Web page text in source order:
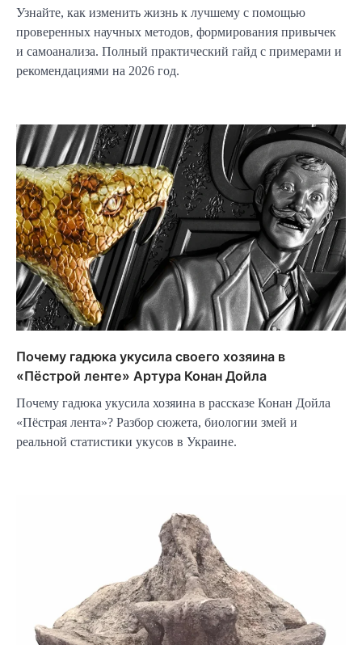
Узнайте, как изменить жизнь к лучшему с помощью
проверенных научных методов, формирования привычек
и самоанализа. Полный практический гайд с примерами и
рекомендациями на 2026 год.
Почему гадюка укусила своего хозяина в
«Пёстрой ленте» Артура Конан Дойла
Почему гадюка укусила хозяина в рассказе Конан Дойла
«Пёстрая лента»? Разбор сюжета, биологии змей и
реальной статистики укусов в Украине.